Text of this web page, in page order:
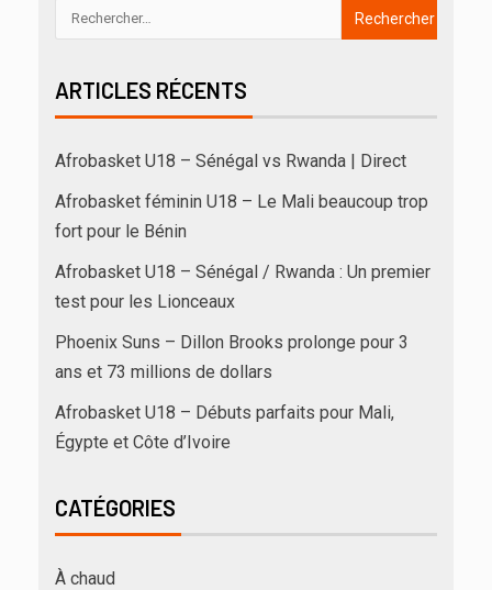
ARTICLES RÉCENTS
Afrobasket U18 – Sénégal vs Rwanda | Direct
Afrobasket féminin U18 – Le Mali beaucoup trop
fort pour le Bénin
Afrobasket U18 – Sénégal / Rwanda : Un premier
test pour les Lionceaux
Phoenix Suns – Dillon Brooks prolonge pour 3
ans et 73 millions de dollars
Afrobasket U18 – Débuts parfaits pour Mali,
Égypte et Côte d’Ivoire
CATÉGORIES
À chaud